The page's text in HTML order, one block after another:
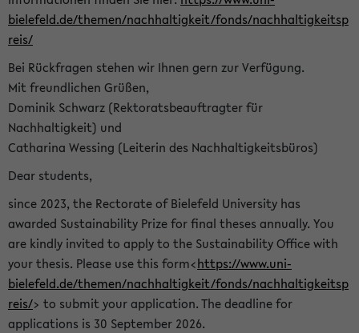
bielefeld.de/themen/nachhaltigkeit/fonds/nachhaltigkeitsp
reis/
Bei Rückfragen stehen wir Ihnen gern zur Verfügung.
Mit freundlichen Grüßen,
Dominik Schwarz (Rektoratsbeauftragter für
Nachhaltigkeit) und
Catharina Wessing (Leiterin des Nachhaltigkeitsbüros)
Dear students,
since 2023, the Rectorate of Bielefeld University has
awarded Sustainability Prize for final theses annually. You
are kindly invited to apply to the Sustainability Office with
your thesis. Please use this form<https://www.uni-
bielefeld.de/themen/nachhaltigkeit/fonds/nachhaltigkeitsp
reis/> to submit your application. The deadline for
applications is 30 September 2026.